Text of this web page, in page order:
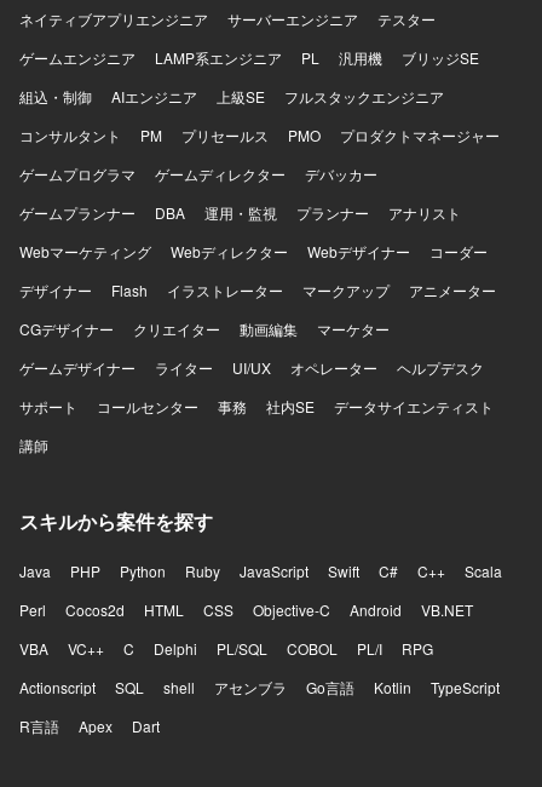
いただけます。現場リーダーとして標準化方針の策定から
面の両方のスキル向上が見込めます。 【開発環境】 ログ収
集・分析基盤としてSplunkおよびSplunk SOARを中心とし
た環境を想定しています。
ネイティブアプリエンジニア
サーバーエンジニア
テスター
ゲームエンジニア
LAMP系エンジニア PL 汎用機
ブリッジSE
組込・制御
AIエンジニア 上級SE
フルスタックエンジニア
コンサルタント
PM プリセールス PMO
プロダクトマネージャー
ゲームプログラマ
ゲームディレクター
デバッカー
ゲームプランナー
DBA 運用・監視 プランナー
アナリスト
Webマーケティング
Webディレクター Webデザイナー
コーダー
デザイナー
Flash イラストレーター マークアップ
アニメーター
CGデザイナー
クリエイター 動画編集
マーケター
ゲームデザイナー
ライター UI/UX オペレーター
ヘルプデスク
サポート
コールセンター 事務 社内SE
データサイエンティスト
講師
スキルから案件を探す
Java PHP Python Ruby JavaScript Swift C# C++
Scala
Perl
Cocos2d HTML CSS Objective-C Android
VB.NET
VBA
VC++ C Delphi PL/SQL COBOL PL/I
RPG
Actionscript
SQL shell アセンブラ Go言語 Kotlin
TypeScript
R言語
Apex Dart